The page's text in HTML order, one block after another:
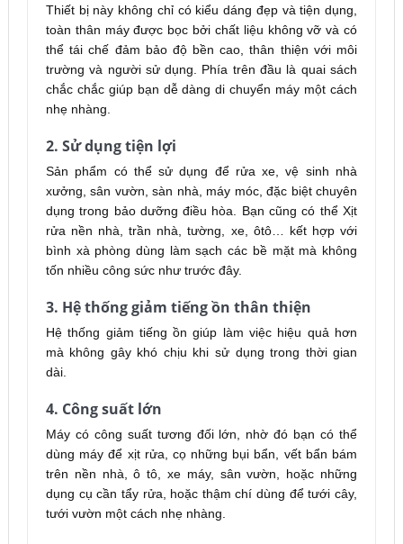
Thiết bị này không chỉ có kiểu dáng đẹp và tiện dụng,
toàn thân máy được bọc bởi chất liệu không vỡ và có
thể tái chế đảm bảo độ bền cao, thân thiện với môi
trường và người sử dụng. Phía trên đầu là quai sách
chắc chắc giúp bạn dễ dàng di chuyển máy một cách
nhẹ nhàng.
2. Sử dụng tiện lợi
Sản phẩm có thể sử dụng để rửa xe, vệ sinh nhà
xưởng, sân vườn, sàn nhà, máy móc, đặc biệt chuyên
dụng trong bảo dưỡng điều hòa. Bạn cũng có thể Xịt
rửa nền nhà, trần nhà, tường, xe, ôtô… kết hợp với
bình xà phòng dùng làm sạch các bề mặt mà không
tốn nhiều công sức như trước đây.
3. Hệ thống giảm tiếng ồn thân thiện
Hệ thống giảm tiếng ồn giúp làm việc hiệu quả hơn
mà không gây khó chịu khi sử dụng trong thời gian
dài.
4. Công suất lớn
Máy có công suất tương đối lớn, nhờ đó bạn có thể
dùng máy để xịt rửa, cọ những bụi bẩn, vết bẩn bám
trên nền nhà, ô tô, xe máy, sân vườn, hoặc những
dụng cụ cần tẩy rửa, hoặc thậm chí dùng để tưới cây,
tưới vườn một cách nhẹ nhàng.